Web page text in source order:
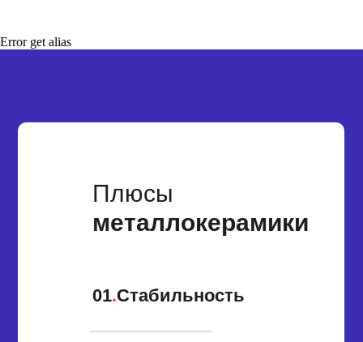
Error get alias
Плюсы
металлокерамики
01.Стабильность